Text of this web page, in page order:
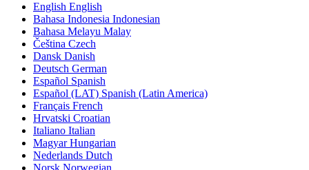
English English
Bahasa Indonesia Indonesian
Bahasa Melayu Malay
Čeština Czech
Dansk Danish
Deutsch German
Español Spanish
Español (LAT) Spanish (Latin America)
Français French
Hrvatski Croatian
Italiano Italian
Magyar Hungarian
Nederlands Dutch
Norsk Norwegian